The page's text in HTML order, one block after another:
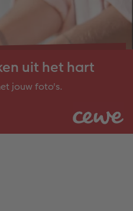
uit het hart
jouw foto's.